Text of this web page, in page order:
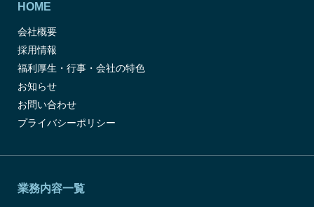
HOME
会社概要
採用情報
福利厚生・行事・会社の特色
お知らせ
お問い合わせ
プライバシーポリシー
業務内容一覧